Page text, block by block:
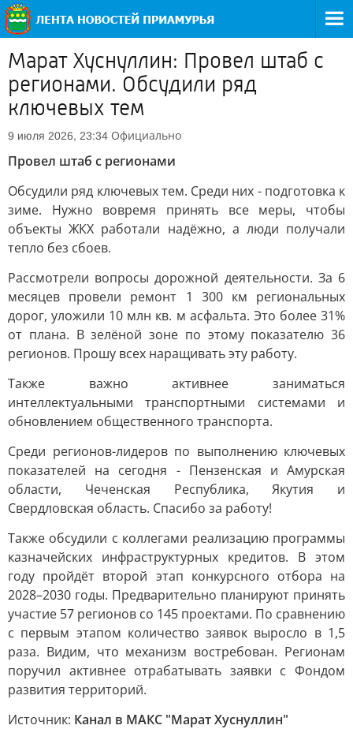
Марат Хуснуллин: Провел штаб с
регионами. Обсудили ряд
ключевых тем
9 июля 2026, 23:34 Официально
Провел штаб с регионами
Обсудили ряд ключевых тем. Среди них - подготовка к
зиме. Нужно вовремя принять все меры, чтобы
объекты ЖКХ работали надёжно, а люди получали
тепло без сбоев.
Рассмотрели вопросы дорожной деятельности. За 6
месяцев провели ремонт 1 300 км региональных
дорог, уложили 10 млн кв. м асфальта. Это более 31%
от плана. В зелёной зоне по этому показателю 36
регионов. Прошу всех наращивать эту работу.
Также важно активнее заниматься
интеллектуальными транспортными системами и
обновлением общественного транспорта.
Среди регионов-лидеров по выполнению ключевых
показателей на сегодня - Пензенская и Амурская
области, Чеченская Республика, Якутия и
Свердловская область. Спасибо за работу!
Также обсудили с коллегами реализацию программы
казначейских инфраструктурных кредитов. В этом
году пройдёт второй этап конкурсного отбора на
2028–2030 годы. Предварительно планируют принять
участие 57 регионов со 145 проектами. По сравнению
с первым этапом количество заявок выросло в 1,5
раза. Видим, что механизм востребован. Регионам
поручил активнее отрабатывать заявки с Фондом
развития территорий.
Источник: Канал в МАКС "Марат Хуснуллин"